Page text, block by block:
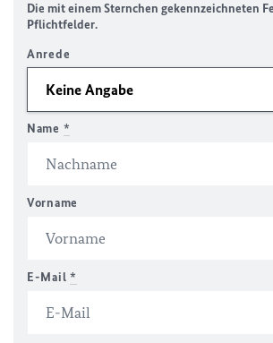
Die mit einem Sternchen gekennzeichneten
Pflichtfelder.
Anrede
Name *
Vorname
E-Mail *